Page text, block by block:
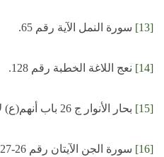
[13] سورة النمل الآية رقم 65.
[14] نعج اللاغة الخطبة رقم 128.
[15] بحار الأنوار ج 26 باب أنهم(ع) لا يعلمون الغيب ح 2 ص 102.
[16]